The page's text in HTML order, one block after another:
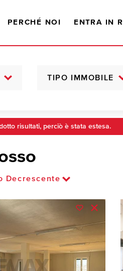
PERCHÉ NOI ENTRA IN
TIPO IMMOBILE
risultati, perciò è stata estesa.
Decrescente